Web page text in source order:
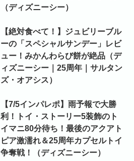
（ディズニーシー）
【絶対食べて！】ジュビリーブル
ーの「スペシャルサンデー」レビ
ュー！みかんわらび餅が絶品（デ
ィズニーシー｜25周年｜サルタン
ズ・オアシス）
【7/5インパレポ】雨予報で大勝
利！トイ・ストーリー5装飾のト
イマニ80分待ち！最後のアクアト
ピア激濡れ＆25周年カプセルトイ
争奪戦！（ディズニーシー）